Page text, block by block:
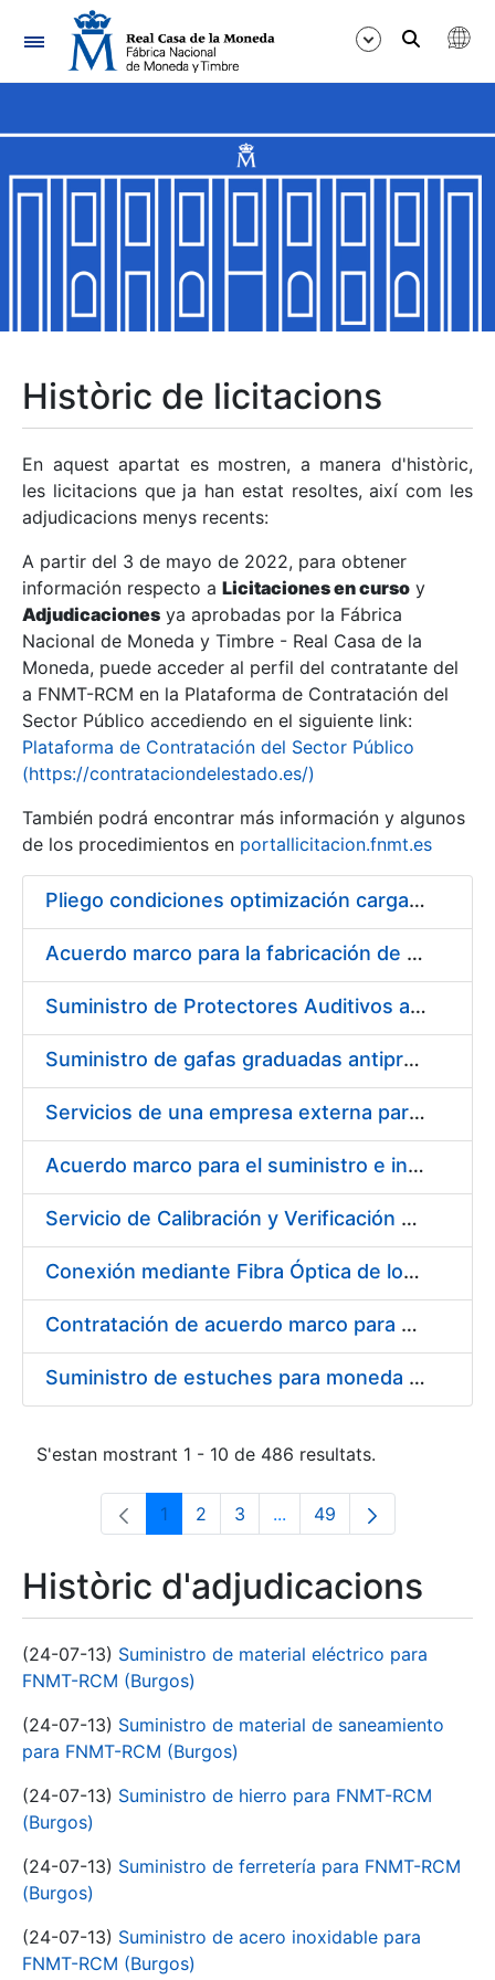
Navegació
Mostra/Amaga
Mostra/Amaga
Mostra/Amaga
Mostra/Amaga
Mostra/Amaga
Mostra/Amaga
Històric de licitacions
En aquest apartat es mostren, a manera d'històric,
les licitacions que ja han estat resoltes, així com les
adjudicacions menys recents:
A partir del 3 de mayo de 2022, para obtener
información respecto a Licitaciones en curso y
Adjudicaciones ya aprobadas por la Fábrica
Nacional de Moneda y Timbre - Real Casa de la
Moneda, puede acceder al perfil del contratante del
a FNMT-RCM en la Plataforma de Contratación del
Sector Público accediendo en el siguiente link:
Plataforma de Contratación del Sector Público
(https://contrataciondelestado.es/)
También podrá encontrar más información y algunos
de los procedimientos en portallicitacion.fnmt.es
Pliego condiciones optimización cargas compras firmado
Acuerdo marco para la fabricación de piezas
Suministro de Protectores Auditivos a medida para las personas trabajadoras de los Centros de Trabajo de Madrid y Burgos
Suministro de gafas graduadas antiproyecciones para los trabajadores de la FNMT-RCM en los centros de trabajo de Madrid y Burgos
Servicios de una empresa externa para el asesoramiento y resolución de los recursos de alzada que se presentan relacionados con procesos de selección para la FNMT-RCM
Acuerdo marco para el suministro e instalación de persianas, estores y otros complementos
Servicio de Calibración y Verificación Externa de los Equipos de Medición del Servicio de Prevención de la FNMT-RCM
Conexión mediante Fibra Óptica de los Centros de Proceso de Datos (CPDs) de las sedes de la FNMT-RCM de Burgos y Madrid
Contratación de acuerdo marco para el Suministro de Material de Electricidad para la Fábrica Nacional de Moneda y Timbre-Real Casa de la Moneda en su centro de trabajo de Burgos
Suministro de estuches para moneda de 30 €
S'estan mostrant 1 - 10 de 486 resultats.
Pàgina
1 Pàgina
2 Pàgina
3 ...Pàgines intermèdies
Pàgina
49
Històric d'adjudicacions
(24-07-13) Suministro de material eléctrico para
FNMT-RCM (Burgos)
(24-07-13) Suministro de material de saneamiento
para FNMT-RCM (Burgos)
(24-07-13) Suministro de hierro para FNMT-RCM
(Burgos)
(24-07-13) Suministro de ferretería para FNMT-RCM
(Burgos)
(24-07-13) Suministro de acero inoxidable para
FNMT-RCM (Burgos)